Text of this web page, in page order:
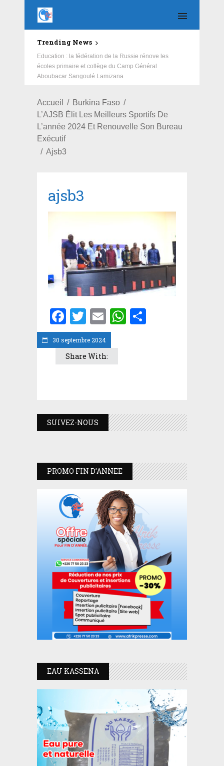
Trending News
Education : la fédération de la Russie rénove les
écoles primaire et collège du Camp Général
Aboubacar Sangoulé Lamizana
Accueil
Burkina Faso
L’AJSB Élit Les Meilleurs Sportifs De
L’année 2024 Et Renouvelle Son Bureau
Exécutif
Ajsb3
30 septembre 2024
ajsb3
Facebook
Twitter
EmailWhatsApp
Share With:
SUIVEZ-NOUS
PROMO FIN D’ANNEE
EAU KASSENA